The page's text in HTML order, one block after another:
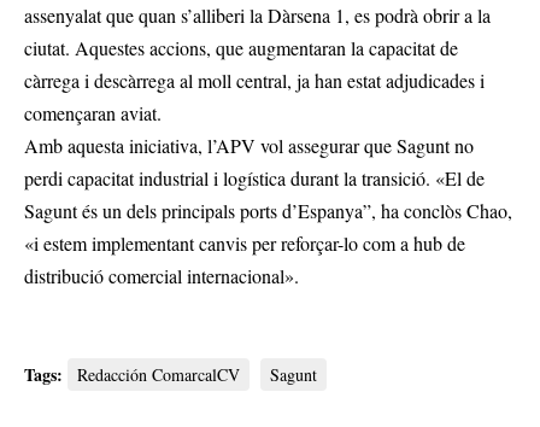
assenyalat que quan s’alliberi la Dàrsena 1, es podrà obrir a la
ciutat. Aquestes accions, que augmentaran la capacitat de
càrrega i descàrrega al moll central, ja han estat adjudicades i
començaran aviat.
Amb aquesta iniciativa, l’APV vol assegurar que Sagunt no
perdi capacitat industrial i logística durant la transició. «El de
Sagunt és un dels principals ports d’Espanya”, ha conclòs Chao,
«i estem implementant canvis per reforçar-lo com a hub de
distribució comercial internacional».
Tags: Redacción ComarcalCV Sagunt